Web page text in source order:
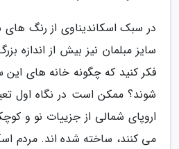
در سبک اسکاندیناوی از رنگ
سایز مبلمان نیز بیش از اندازه
فکر کنید که چگونه خانه های
شوند؟ ممکن است در نگاه اول
اروپای شمالی از جزییات نو و
می کنند، ساخته شده اند. مردم